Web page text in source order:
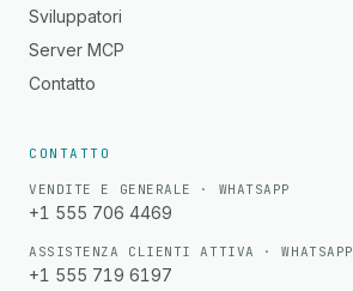
Sviluppatori
Server MCP
Contatto
CONTATTO
VENDITE E GENERALE · WHATSAPP
+1 555 706 4469
ASSISTENZA CLIENTI ATTIVA · WHATSAPP
+1 555 719 6197